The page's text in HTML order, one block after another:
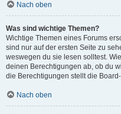
Nach oben
Was sind wichtige Themen?
Wichtige Themen eines Forums
sind nur auf der ersten Seite zu
weswegen du sie lesen solltest.
deinen Berechtigungen ab, ob du
die Berechtigungen stellt die
Nach oben